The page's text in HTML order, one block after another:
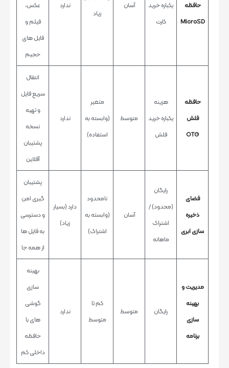
حافظه
MicroSD
یکباره خرید
کارت
آسان
زیاد
ندارد
عکس،
فیلم و
فایل های
حجیم
حافظه
فلش
OTG
هزینه
یکباره خرید
فلش
متوسط
متغیر
(وابسته به
استفاده)
ندارد
انتقال
سریع فایل
و تهیه
نسخه
پشتیبان
آفلاین
فضای
ذخیره
سازی ابری
رایگان
(محدود) /
اشتراک
ماهانه
آسان
نامحدود
(وابسته به
اشتراک)
دارد (بسیار
زیاد)
پشتیبان
گیری امن
و دسترسی
به فایل ها
از همه جا
مدیریت و
بهینه
سازی
برنامه
رایگان متوسط
کم تا
متوسط
ندارد
بهینه
سازی
گوشی
های با
حافظه
داخلی کم